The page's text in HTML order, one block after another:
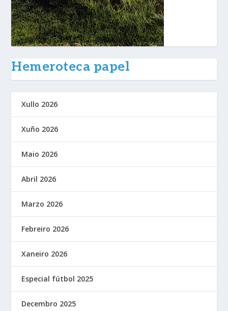
Hemeroteca papel
Xullo 2026
Xuño 2026
Maio 2026
Abril 2026
Marzo 2026
Febreiro 2026
Xaneiro 2026
Especial fútbol 2025
Decembro 2025